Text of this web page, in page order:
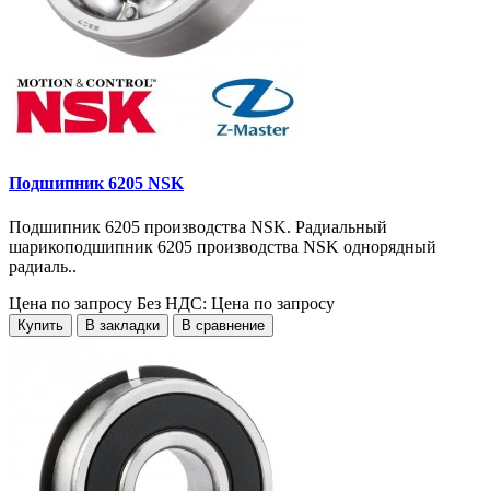
Подшипник 6205 NSK
Подшипник 6205 производства NSK. Радиальный
шарикоподшипник 6205 производства NSK однорядный
радиаль..
Цена по запросу Без НДС: Цена по запросу
Купить В закладки В сравнение